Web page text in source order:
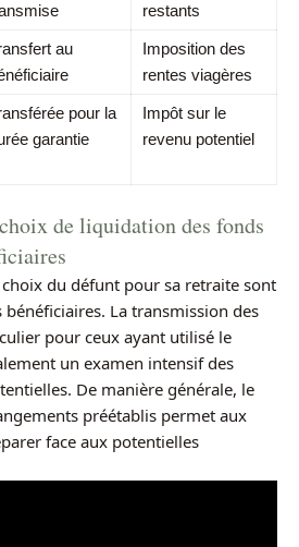
restants
au
Imposition des
rentes viagères
pour la
garantie
Impôt sur le
revenu potentiel
de liquidation des fonds
choix du défunt pour sa retraite sont
La transmission des
pour ceux ayant utilisé le
un examen intensif des
De manière générale, le
préétablis permet aux
face aux potentielles